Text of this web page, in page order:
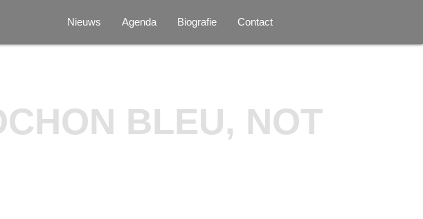
Nieuws Agenda Biografie Contact
BLEU, NOT